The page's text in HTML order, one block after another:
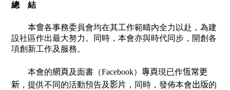
總 結
本會各事務委員會均在其工作範疇內全力以赴，為建
設社區作出最大努力。同時，本會亦與時代同步，開創各
項創新工作及服務。
本會的網頁 及面書（Facebook）專頁現已作恆常更
新 ，提供不同的活動預告及 影片 ，同時，發佈本會出版的